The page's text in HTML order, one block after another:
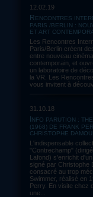
12.02.19
RENCONTRES INTERNATIONALES
PARIS /BERLIN :
ET ART
Les Rencontres
Paris/Berlin créent
entre nouveau
contemporain, et
un laboratoire de
la VR. Les
vous invitent à
31.10.18
(1968) DE FRANK
CHRISTOPHE
L'indispensable
"Contrechamp"
Lafond) s'enrichit
signé par Christophe
consacré au trop
Swimmer, réalisé en
Perry. En visite chez
une...